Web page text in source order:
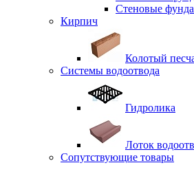
Стеновые
Кирпич
Колотый
Системы водоотвода
Гидролика
Лоток
Сопутствующие товары